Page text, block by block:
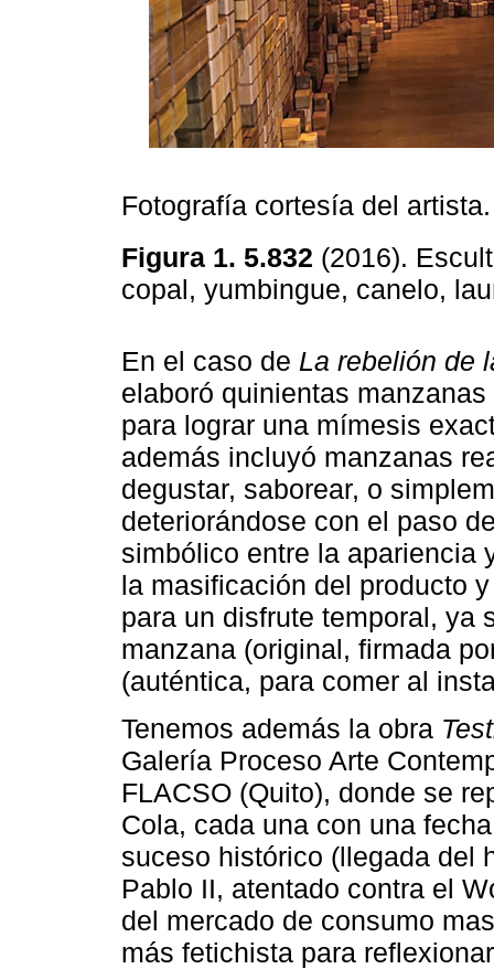
Fotografía cortesía del artista.
Figura 1. 5.832 (2016).
copal, yumbingue, canelo,
En el caso de La rebelión de
elaboró quinientas
para lograr una mímesis
además incluyó manzanas
degustar, saborear, o
deteriorándose con el paso
simbólico entre la apariencia
la masificación del producto
para un disfrute temporal, ya
manzana (original, firmada
(auténtica, para comer al
Tenemos además la obra
Galería Proceso Arte
FLACSO (Quito), donde se
Cola, cada una con una
suceso histórico (llegada del
Pablo II, atentado contra el
del mercado de consumo
más fetichista para